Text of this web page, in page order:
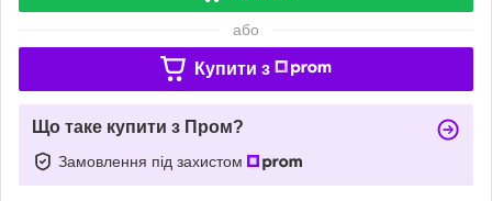
або
Купити з
Що таке купити з Пром?
Замовлення під захистом